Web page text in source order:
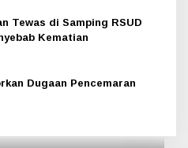
Tewas di Samping RSUD
Kematian
Dugaan Pencemaran